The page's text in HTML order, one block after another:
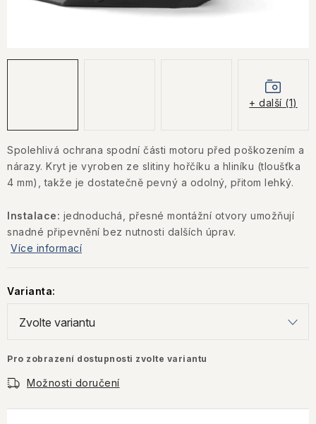
Jak nakupovat
Obchodní podmínky
Podmínky ochrany osobních údajů
Spolehlivá ochrana spodní části motoru před poškozením a
nárazy. Kryt je vyroben ze slitiny hořčíku a hliníku (tloušťka
4 mm), takže je dostatečně pevný a odolný, přitom lehký.
Instalace: jednoduchá, přesné montážní otvory umožňují
snadné připevnění bez nutnosti dalších úprav.
Více informací
Varianta:
Pro zobrazení dostupnosti zvolte variantu
Možnosti doručení
+ další (1)